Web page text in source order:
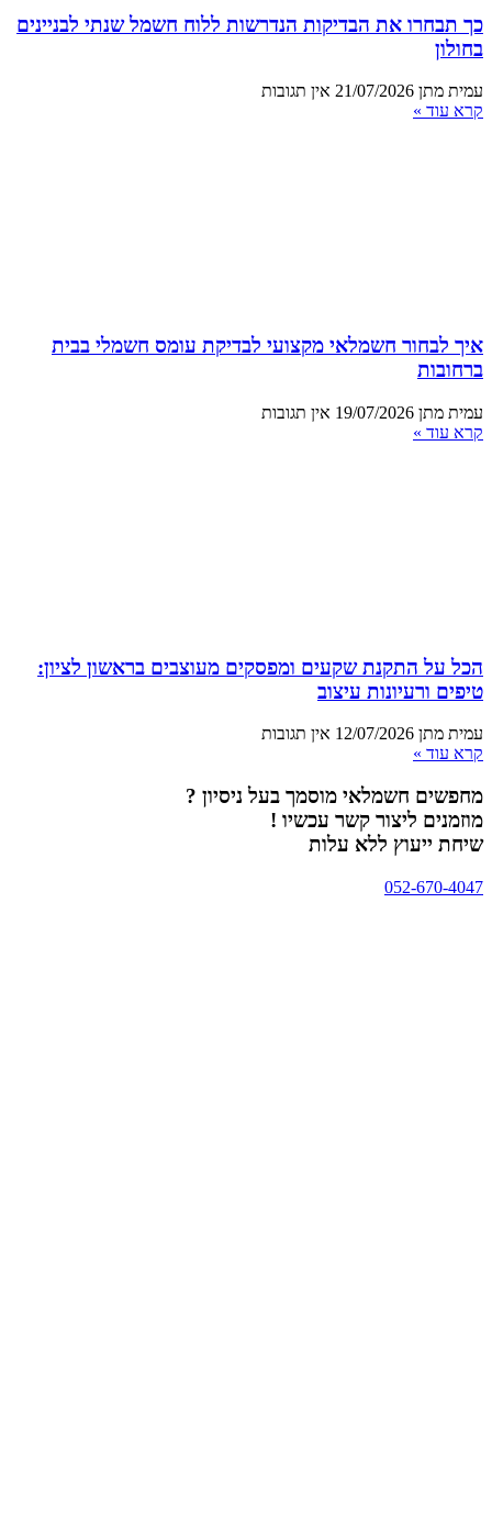
כך תבחרו את הבדיקות הנדרשות ללוח חשמל שנתי לבניינים
בחולון
עמית מתן 21/07/2026 אין תגובות
קרא עוד »
איך לבחור חשמלאי מקצועי לבדיקת עומס חשמלי בבית
ברחובות
עמית מתן 19/07/2026 אין תגובות
קרא עוד »
הכל על התקנת שקעים ומפסקים מעוצבים בראשון לציון:
טיפים ורעיונות עיצוב
עמית מתן 12/07/2026 אין תגובות
קרא עוד »
מחפשים חשמלאי מוסמך בעל ניסיון ?
מוזמנים ליצור קשר עכשיו !
שיחת ייעוץ ללא עלות
052-670-4047